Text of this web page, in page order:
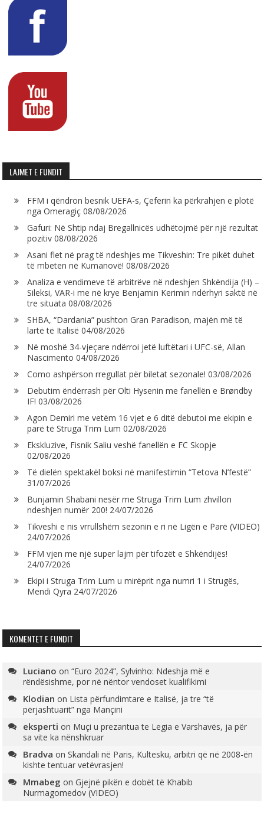
LAJMET E FUNDIT
FFM i qëndron besnik UEFA-s, Çeferin ka përkrahjen e plotë
nga Omeragiç 08/08/2026
Gafuri: Në Shtip ndaj Bregallnicës udhëtojmë për një rezultat
pozitiv 08/08/2026
Asani flet në prag të ndeshjes me Tikveshin: Tre pikët duhet
të mbeten në Kumanovë! 08/08/2026
Analiza e vendimeve të arbitrëve në ndeshjen Shkëndija (H) –
Sileksi, VAR-i me në krye Benjamin Kerimin ndërhyri saktë në
tre situata 08/08/2026
SHBA, “Dardania” pushton Gran Paradison, majën më të
lartë të Italisë 04/08/2026
Në moshë 34-vjeçare ndërroi jetë luftëtari i UFC-së, Allan
Nascimento 04/08/2026
Como ashpërson rregullat për biletat sezonale! 03/08/2026
Debutim ëndërrash për Olti Hysenin me fanellën e Brøndby
IF! 03/08/2026
Agon Demiri me vetëm 16 vjet e 6 ditë debutoi me ekipin e
parë të Struga Trim Lum 02/08/2026
Ekskluzive, Fisnik Saliu veshë fanellën e FC Skopje
02/08/2026
Të dielën spektakël boksi në manifestimin “Tetova N’festë”
31/07/2026
Bunjamin Shabani nesër me Struga Trim Lum zhvillon
ndeshjen numër 200! 24/07/2026
Tikveshi e nis vrrullshëm sezonin e ri në Ligën e Parë (VIDEO)
24/07/2026
FFM vjen me një super lajm për tifozët e Shkëndijës!
24/07/2026
Ekipi i Struga Trim Lum u mirëprit nga numri 1 i Strugës,
Mendi Qyra 24/07/2026
KOMENTET E FUNDIT
Luciano on“Euro 2024”, Sylvinho: Ndeshja më e
rëndësishme, por në nëntor vendoset kualifikimi
Klodian on Lista përfundimtare e Italisë, ja tre “të
përjashtuarit” nga Mançini
eksperti on Muçi u prezantua te Legia e Varshavës, ja për
sa vite ka nënshkruar
Bradva onSkandali në Paris, Kultesku, arbitri që në 2008-ën
kishte tentuar vetëvrasjen!
Mmabeg onGjejnë pikën e dobët të Khabib
Nurmagomedov (VIDEO)